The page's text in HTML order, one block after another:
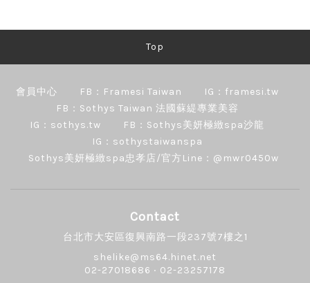
Top
會員中心 FB：Framesi Taiwan
IG：framesi.tw
FB：Sothys Taiwan 法國蘇緹專業美容
IG：sothys.tw
FB：Sothys美妍極緻spa沙龍
IG：sothystaiwanspa
Sothys美妍極緻spa忠孝店/官方Line：@mwr0450w
Contact
台北市大安區復興南路一段237號7樓之1
shelike@ms64.hinet.net
02-27018686 ‧ 02-23257178